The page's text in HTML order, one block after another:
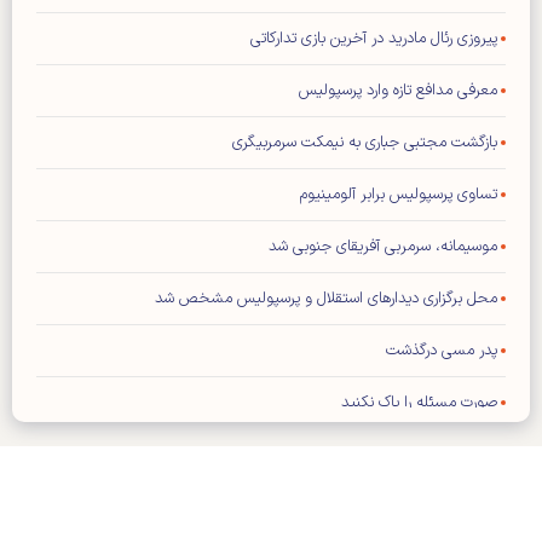
پیروزی رئال مادرید در آخرین بازی تدارکاتی
معرفی مدافع تازه وارد پرسپولیس
بازگشت مجتبی جباری به نیمکت سرمربیگری
تساوی پرسپولیس برابر آلومینیوم
موسیمانه، سرمربی آفریقای جنوبی شد
محل برگزاری دیدار‌های استقلال و پرسپولیس مشخص شد
پدر مسی درگذشت
صورت مسئله را پاک نکنید